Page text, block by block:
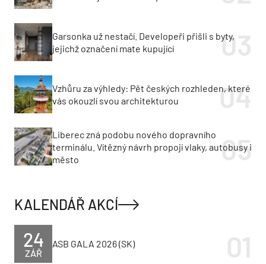
Garsonka už nestačí. Developeři přišli s byty,
jejichž označení mate kupující
Vzhůru za výhledy: Pět českých rozhleden, které
vás okouzlí svou architekturou
Liberec zná podobu nového dopravního
terminálu. Vítězný návrh propojí vlaky, autobusy i
město
KALENDÁŘ AKCÍ
ZÁŘ
24 ASB GALA 2026 (SK)